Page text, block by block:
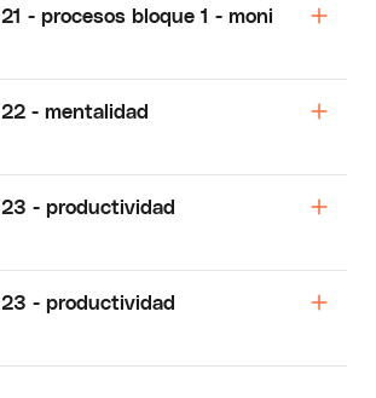
- procesos bloque 1 - moni
- mentalidad
- productividad
- productividad